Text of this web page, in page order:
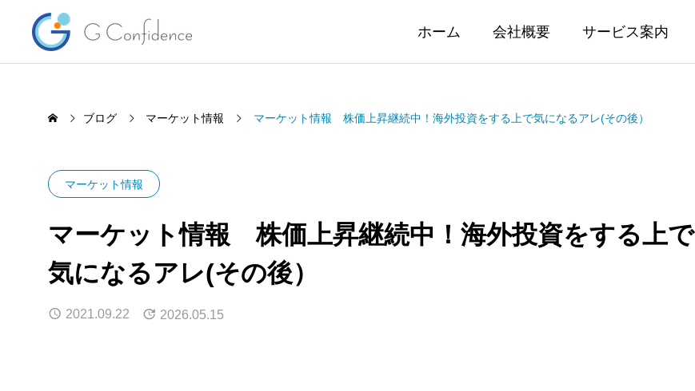
ホーム 会社概要 サービス案内
HSBC香港 規約変更で気になる
「口座凍結・閉鎖」を簡単解説
ブログ マーケット情報 マーケット情報 株価上昇継続中！海外投資をする上で気になるアレ(その後）
マーケット情報
マーケット情報 株価上昇継続中！海外投資をする上で
気になるアレ(その後）
2021.09.22 2026.05.15